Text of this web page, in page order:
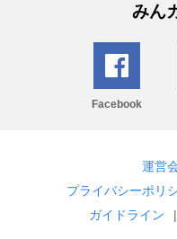
みん
Facebook
運営
プライバシーポリ
ガイドライン
|